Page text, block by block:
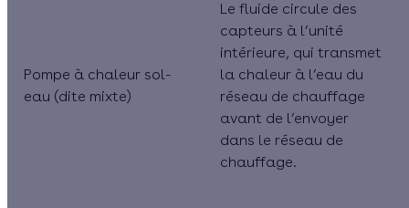
Pompe à chaleur sol-
eau (dite mixte)
Le fluide circule des
capteurs à l’unité
intérieure, qui transmet
la chaleur à l’eau du
réseau de chauffage
avant de l’envoyer
dans le réseau de
chauffage.